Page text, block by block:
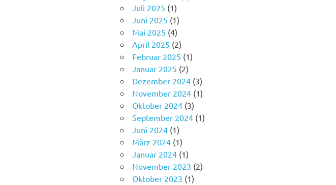
Juli 2025 (1)
Juni 2025 (1)
Mai 2025 (4)
April 2025 (2)
Februar 2025 (1)
Januar 2025 (2)
Dezember 2024 (3)
November 2024 (1)
Oktober 2024 (3)
September 2024 (1)
Juni 2024 (1)
März 2024 (1)
Januar 2024 (1)
November 2023 (2)
Oktober 2023 (1)